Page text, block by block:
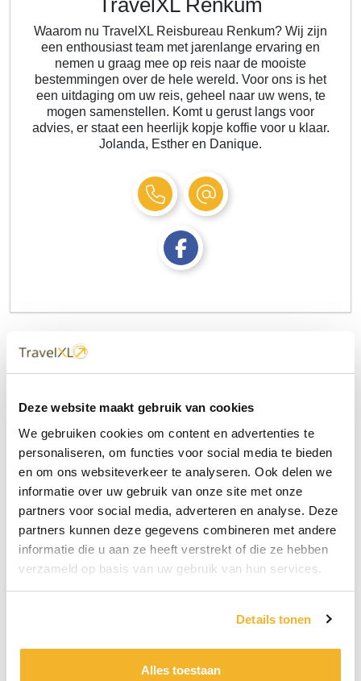
Deze website maakt gebruik van cookies
We gebruiken cookies om content en advertenties te
personaliseren, om functies voor social media te bieden
en om ons websiteverkeer te analyseren. Ook delen we
informatie over uw gebruik van onze site met onze
partners voor social media, adverteren en analyse. Deze
partners kunnen deze gegevens combineren met andere
informatie die u aan ze heeft verstrekt of die ze hebben
verzameld op basis van uw gebruik van hun services.
Details tonen
Alles toestaan
TravelXL Renkum
Waarom nu TravelXL Reisbureau Renkum? Wij zijn
een enthousiast team met jarenlange ervaring en
nemen u graag mee op reis naar de mooiste
bestemmingen over de hele wereld. Voor ons is het
een uitdaging om uw reis, geheel naar uw wens, te
mogen samenstellen. Komt u gerust langs voor
advies, er staat een heerlijk kopje koffie voor u klaar.
Jolanda, Esther en Danique.
Contactformulier
Uw naam
Uw e-mailadres